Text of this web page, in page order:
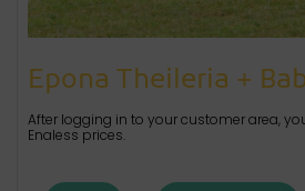
Epona Theileria +
After logging in to your customer area,
Enaless prices.